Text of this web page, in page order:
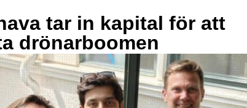
tar in kapital för att
drönarboomen